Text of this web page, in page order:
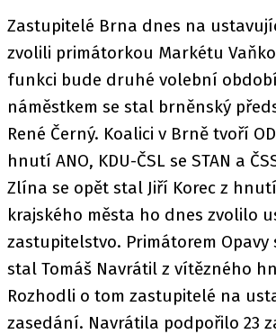
Zastupitelé Brna dnes na
zvolili primátorkou Markétu
funkci bude druhé volební
náměstkem se stal brněnský
René Černý. Koalici v Brně tvoří
hnutí ANO, KDU-ČSL se STAN a
Zlína se opět stal Jiří Korec z hnutí
krajského města ho dnes zvolilo
zastupitelstvo. Primátorem Opavy
stal Tomáš Navrátil z vítězného
Rozhodli o tom zastupitelé na
zasedání. Navrátila podpořilo 23